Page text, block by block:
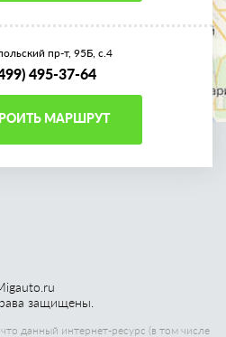
пр-т, 95Б, с.4
495-37-64
МАРШРУТ
защищены.
данный интернет-ресурс (в том числе